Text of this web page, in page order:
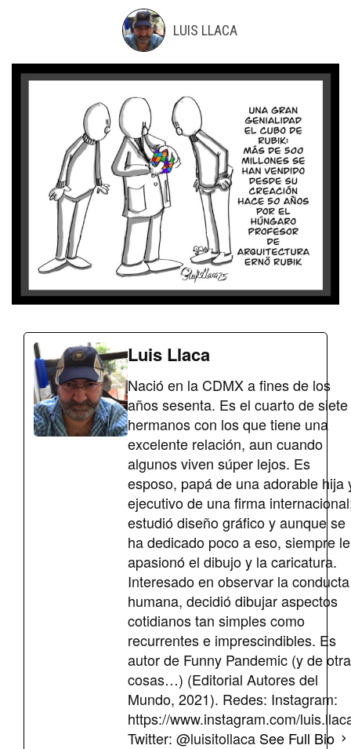
LUIS LLACA
Luis Llaca
Nació en la CDMX a fines de los
años sesenta. Es el cuarto de siete
hermanos con los que tiene una
excelente relación, aun cuando
algunos viven súper lejos. Es
esposo, papá de una adorable hija
ejecutivo de una firma
estudió diseño gráfico y aunque se
ha dedicado poco a eso, siempre le
apasionó el dibujo y la caricatura.
Interesado en observar la conducta
humana, decidió dibujar aspectos
cotidianos tan simples como
recurrentes e imprescindibles. Es
autor de Funny Pandemic (y de
cosas…) (Editorial Autores del
Mundo, 2021). Redes: Instagram:
https://www.instagram.com/
Twitter: @luisitollaca See Full Bio